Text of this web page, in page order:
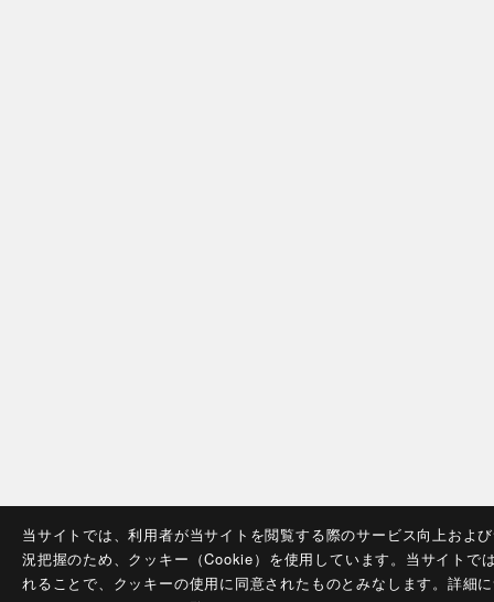
当サイトでは、利用者が当サイトを閲覧する際のサービス向上およ
況把握のため、クッキー（Cookie）を使用しています。当サイトで
れることで、クッキーの使用に同意されたものとみなします。詳細